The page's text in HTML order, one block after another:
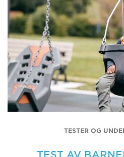
TESTER OG
TEST AV